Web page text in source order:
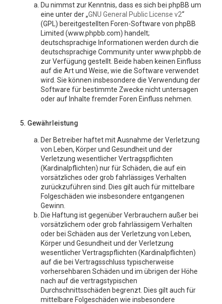
Du nimmst zur Kenntnis, dass es sich bei phpBB um
eine unter der „GNU General Public License v2“
(GPL) bereitgestellten Foren-Software von phpBB
Limited (www.phpbb.com) handelt;
deutschsprachige Informationen werden durch die
deutschsprachige Community unter www.phpbb.de
zur Verfügung gestellt. Beide haben keinen Einfluss
auf die Art und Weise, wie die Software verwendet
wird. Sie können insbesondere die Verwendung der
Software für bestimmte Zwecke nicht untersagen
oder auf Inhalte fremder Foren Einfluss nehmen.
5. Gewährleistung
Der Betreiber haftet mit Ausnahme der Verletzung
von Leben, Körper und Gesundheit und der
Verletzung wesentlicher Vertragspflichten
(Kardinalpflichten) nur für Schäden, die auf ein
vorsätzliches oder grob fahrlässiges Verhalten
zurückzuführen sind. Dies gilt auch für mittelbare
Folgeschäden wie insbesondere entgangenen
Gewinn.
Die Haftung ist gegenüber Verbrauchern außer bei
vorsätzlichem oder grob fahrlässigem Verhalten
oder bei Schäden aus der Verletzung von Leben,
Körper und Gesundheit und der Verletzung
wesentlicher Vertragspflichten (Kardinalpflichten)
auf die bei Vertragsschluss typischerweise
vorhersehbaren Schäden und im übrigen der Höhe
nach auf die vertragstypischen
Durchschnittsschäden begrenzt. Dies gilt auch für
mittelbare Folgeschäden wie insbesondere